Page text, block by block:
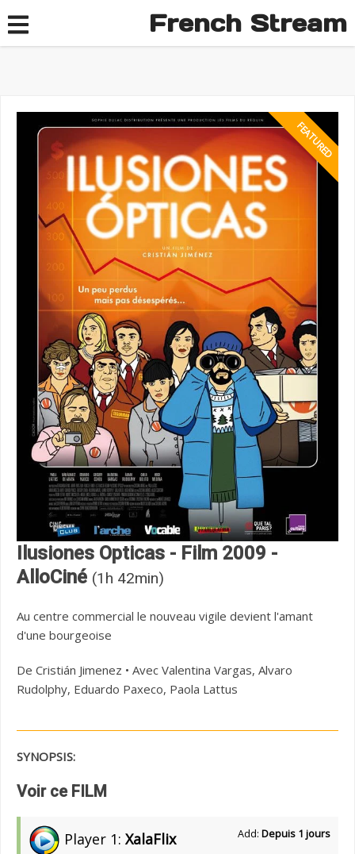
French Stream
Ilusiones Opticas - Film 2009 -
AlloCiné (1h 42min)
Au centre commercial le nouveau vigile devient l'amant
d'une bourgeoise
De Cristián Jimenez • Avec Valentina Vargas, Alvaro
Rudolphy, Eduardo Paxeco, Paola Lattus
SYNOPSIS:
Voir ce FILM
Player 1: XalaFlix Add: Depuis 1 jours